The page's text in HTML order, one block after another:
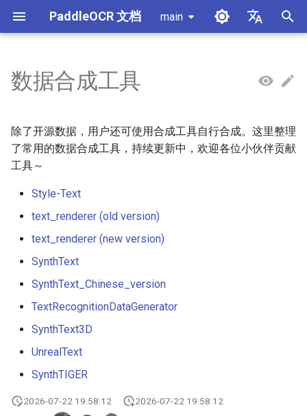
PaddleOCR 文档 main
English
在
初
化
搜
使用教程
PP-OCRv6简介
使用教程
PP-StructureV3简介
使用教程
PP-ChatOCRv4简介
使用教程
PaddleOCR-VL-1.5简介
PaddleOCR-VL-1.6简介
PaddleOCR-VL简介
PaddleOCR-VL NVIDIA
Blackwell 架构 GPU 使用教程
PaddleOCR-VL 昆仑芯 XPU
使用教程
PaddleOCR-VL 海光 DCU 使
PaddleOCR-VL 沐曦 GPU 使
用教程
使用教程
本地推理
推理引擎与配置说明
服务化 PaddleOCR 官方 API
跨端部署
iOS 部署
其它
打包 PaddleOCR 项目
MCP 服务器
Agent Skills
模块概述
文档图像方向分类模块
文档类视觉语言模型模块
公式识别模块
版面分析模块
印章文本检测模块
表格单元格检测模块
表格结构识别模块
产线概述
公式识别产线
文档图像预处理产线
文档理解产线
通用表格识别v2产线
PP-DocTranslation产线
X-AnyLabeling 文档解析
其它数据标注工具
通用中英文OCR数据集
手写中文OCR数据集
垂类多语言OCR数据集
版面分析数据集
关键信息提取数据集
PaddleOCR 多硬件使用指南
昇腾 NPU 飞桨安装教程
昆仑 XPU 飞桨安装教程
PaddleOCR 与 PaddleX
PaddleOCR 3.x 升级说明
配置 paddleocr 包日志系统
概述
快速开始
模型列表
基于Python预测引擎推理
基于C++预测引擎推理
Visual Studio 2019
Community CMake 编译指南
服务化部署
Android部署
端侧部署
Paddle2ONNX模型转化与预
云上飞桨部署工具
社区贡献
附录
数据合成工具
除了开源数据，用户还可使用合成工具自行合成。这里整理
了常用的数据合成工具，持续更新中，欢迎各位小伙伴贡献
工具～
Style-Text
text_renderer (old version)
text_renderer (new version)
SynthText
SynthText_Chinese_version
TextRecognitionDataGenerator
SynthText3D
UnrealText
SynthTIGER
2026-07-22 19:58:12
2026-07-22 19:58:12